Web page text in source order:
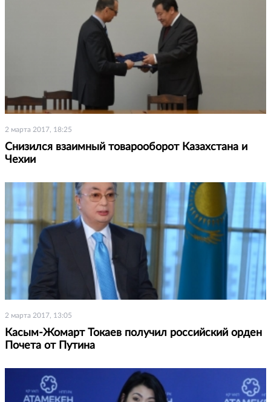
2 марта 2017, 18:25
Снизился взаимный товарооборот Казахстана и
Чехии
2 марта 2017, 13:05
Касым-Жомарт Токаев получил российский орден
Почета от Путина